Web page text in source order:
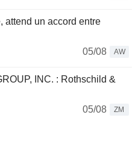
attend un accord entre
05/08
AW
INC. : Rothschild &
05/08
ZM